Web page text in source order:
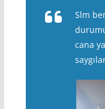
Slm
cana